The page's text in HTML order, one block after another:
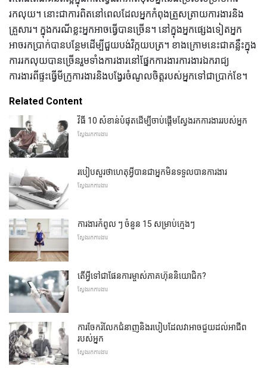
រកលុយ។ នោះជាការពិតនៅពេលដែលអ្នកកំពុងត្រួសត្រាយការងារនិង
គ្រួសារ។ ក្នុងករណីខ្លះអ្នកអាចធ្វើបានច្រើន។ នៅក្នុងអ្នកផ្សេងទៀតអ្នក
អាចរកប្រាក់បានបន្ថែមដើម្បីជួយបង់វិក្កយបត្រ។ ខាងក្រោមនេះជាគន្លឹះក្នុង
ការរកលុយបានច្រើនរួមទាំងការងារនៅផ្នែកការងារការងារឯករាជ្យ
ការងារពីផ្ទះធ្វើមីក្រូការងារនិងបង្វែរចំណូលចិត្តរបស់អ្នកទៅជាប្រាក់ខែ។
Related Content
វិធី 10 សំខាន់បំផុតដើម្បីចាប់ផ្តើមស្វែងរកការងាររបស់អ្នក
ស្វែងរកការងារ
របៀបសួរថាហេតុអ្វីបានជាអ្នកមិនទទួលបានការងារ
ស្វែងរកការងារ
ការងារកំពូល ៗ ចំនួន 15 សម្រាប់ក្មេងៗ
ស្វែងរកការងារ
តើអ្វីទៅជាផែនការម្ចាស់ភាគហ៊ុននិយោជិក?
ស្វែងរកការងារ
ការចែករំលែកជំនាញនិងរបៀបដែលវាអាចជួយដល់អាជីព
របស់អ្នក
ស្វែងរកការងារ